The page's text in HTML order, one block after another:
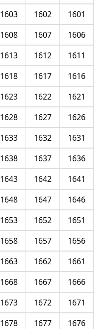
1601
1602
1603
1606
1607
1608
1611
1612
1613
1616
1617
1618
1621
1622
1623
1626
1627
1628
1631
1632
1633
1636
1637
1638
1641
1642
1643
1646
1647
1648
1651
1652
1653
1656
1657
1658
1661
1662
1663
1666
1667
1668
1671
1672
1673
1676
1677
1678